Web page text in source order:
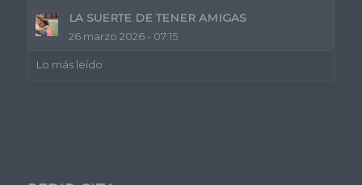
LA SUERTE DE TENER AMIGAS
26 marzo 2026 - 07:15
Lo más leído